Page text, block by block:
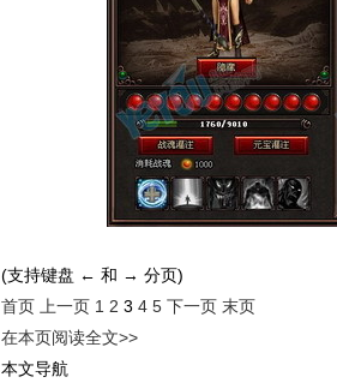
(支持键盘 ← 和 → 分页)
首页
上一页 1 2 3 4 5 下一页 末页
在本页阅读全文>>
本文导航